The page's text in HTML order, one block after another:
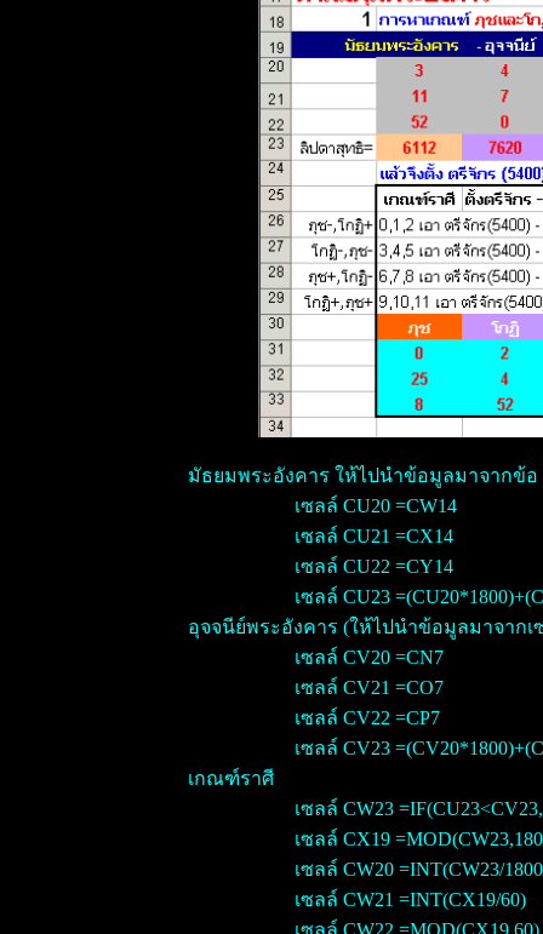
มัธยมพระอังคาร ให้ไปนำข้อมูลมาจากข้อ
เซลล์ CU20 =CW14
เซลล์ CU21 =CX14
เซลล์ CU22 =CY14
เซลล์ CU23
อุจจนีย์พระอังคาร (ให้ไปนำข้อมูลมาจาก
เซลล์ CV20 =CN7
เซลล์ CV21 =CO7
เซลล์ CV22 =CP7
เซลล์ CV23
เกณฑ์ราศี
เซลล์ CW23
เซลล์ CX19
เซลล์ CW20 =INT(CW23/
เซลล์ CW21 =INT(CX19/60)
เซลล์ CW22 =MOD(CX19,60)